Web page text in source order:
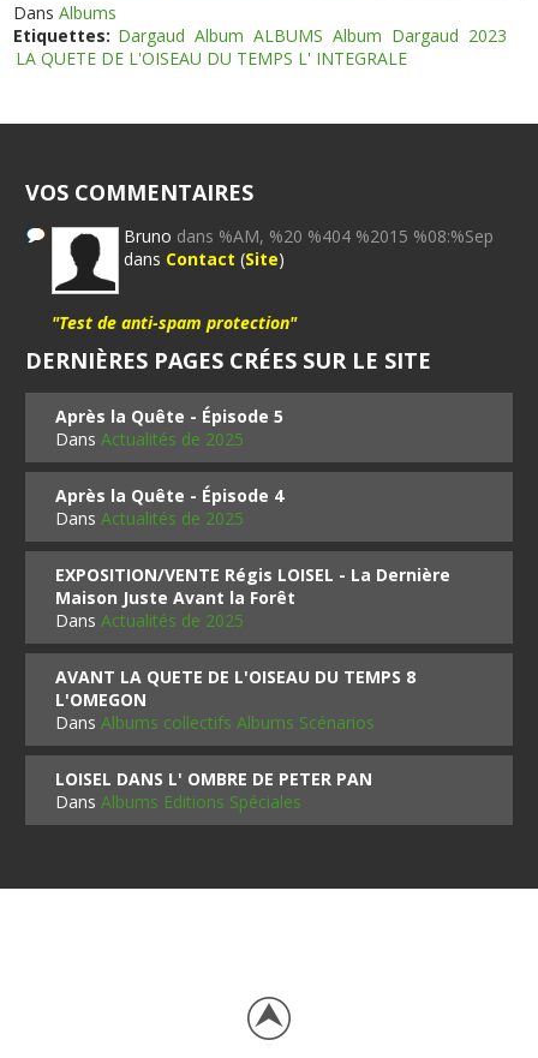
DansAlbums
Etiquettes: Dargaud Album ALBUMS Album Dargaud 2023
LA QUETE DE L'OISEAU DU TEMPS L' INTEGRALE
VOS COMMENTAIRES
Bruno dans %AM, %20 %404 %2015 %08:%Sep
dans Contact (Site)
"Test de anti-spam protection"
DERNIÈRES PAGES CRÉES SUR LE SITE
Après la Quête - Épisode 5
DansActualités de 2025
Après la Quête - Épisode 4
DansActualités de 2025
EXPOSITION/VENTE Régis LOISEL - La Dernière
Maison Juste Avant la Forêt
DansActualités de 2025
AVANT LA QUETE DE L'OISEAU DU TEMPS 8
L'OMEGON
DansAlbums collectifs Albums Scénarios
LOISEL DANS L' OMBRE DE PETER PAN
DansAlbums Editions Spéciales